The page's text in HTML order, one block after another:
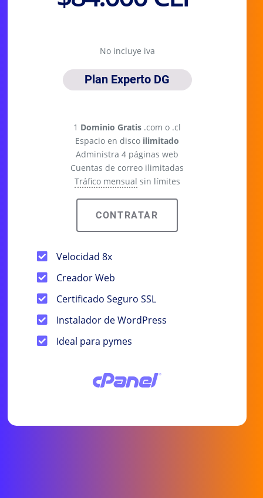
No incluye iva
Plan Experto DG
1 Dominio Gratis .com o .cl
Espacio en disco ilimitado
Administra 4 páginas web
Cuentas de correo ilimitadas
Tráfico mensual sin límites
CONTRATAR
Velocidad 8x
Creador Web
Certificado Seguro SSL
Instalador de WordPress
Ideal para pymes